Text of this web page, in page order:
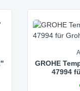
GROHE
47994